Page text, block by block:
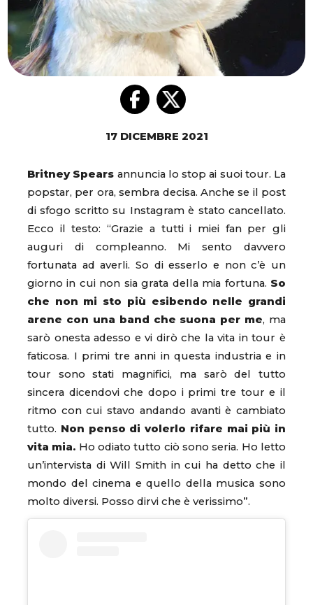
17 DICEMBRE 2021
Britney Spears annuncia lo stop ai suoi tour. La
popstar, per ora, sembra decisa. Anche se il post
di sfogo scritto su Instagram è stato cancellato.
Ecco il testo: “Grazie a tutti i miei fan per gli
auguri di compleanno. Mi sento davvero
fortunata ad averli. So di esserlo e non c’è un
giorno in cui non sia grata della mia fortuna. So
che non mi sto più esibendo nelle grandi
arene con una band che suona per me, ma
sarò onesta adesso e vi dirò che la vita in tour è
faticosa. I primi tre anni in questa industria e in
tour sono stati magnifici, ma sarò del tutto
sincera dicendovi che dopo i primi tre tour e il
ritmo con cui stavo andando avanti è cambiato
tutto. Non penso di volerlo rifare mai più in
vita mia. Ho odiato tutto ciò sono seria. Ho letto
un’intervista di Will Smith in cui ha detto che il
mondo del cinema e quello della musica sono
molto diversi. Posso dirvi che è verissimo”.